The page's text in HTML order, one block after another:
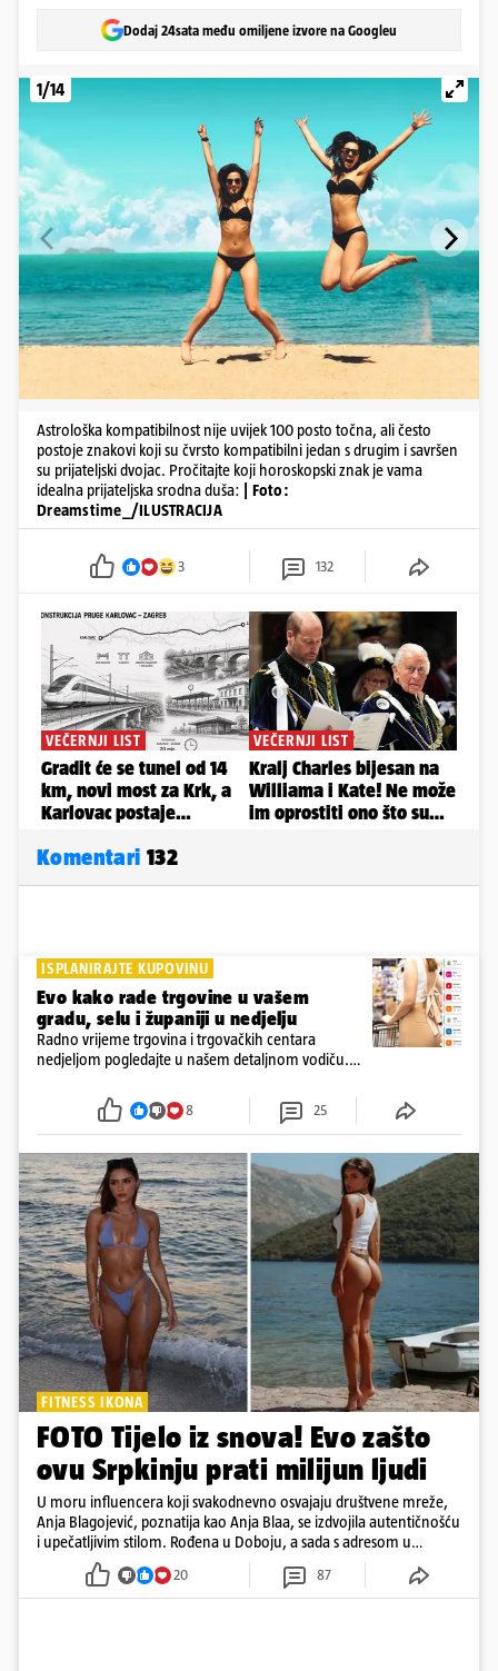
Dodaj 24sata među omiljene izvore na Googleu
1/14
Astrološka kompatibilnost nije uvijek 100 posto točna, ali često
postoje znakovi koji su čvrsto kompatibilni jedan s drugim i savršen
su prijateljski dvojac. Pročitajte koji horoskopski znak je vama
idealna prijateljska srodna duša:
| Foto:
Dreamstime_/ILUSTRACIJA
3 132
Komentari 132
ISPLANIRAJTE KUPOVINU
Evo kako rade trgovine u vašem
gradu, selu i županiji u nedjelju
Radno vrijeme trgovina i trgovačkih centara
nedjeljom pogledajte u našem detaljnom vodiču.
i šoping centri sami biraju koje će to nedjelje biti
8 25
FITNESS IKONA
FOTO Tijelo iz snova! Evo zašto
ovu Srpkinju prati milijun ljudi
U moru influencera koji svakodnevno osvajaju društvene mreže,
Anja Blagojević, poznatija kao Anja Blaa, se izdvojila autentičnošću
i upečatljivim stilom. Rođena u Doboju, a sada s adresom u
Dubaiju, Anja je spoj glamura, discipline i mladenačke energije
20 87